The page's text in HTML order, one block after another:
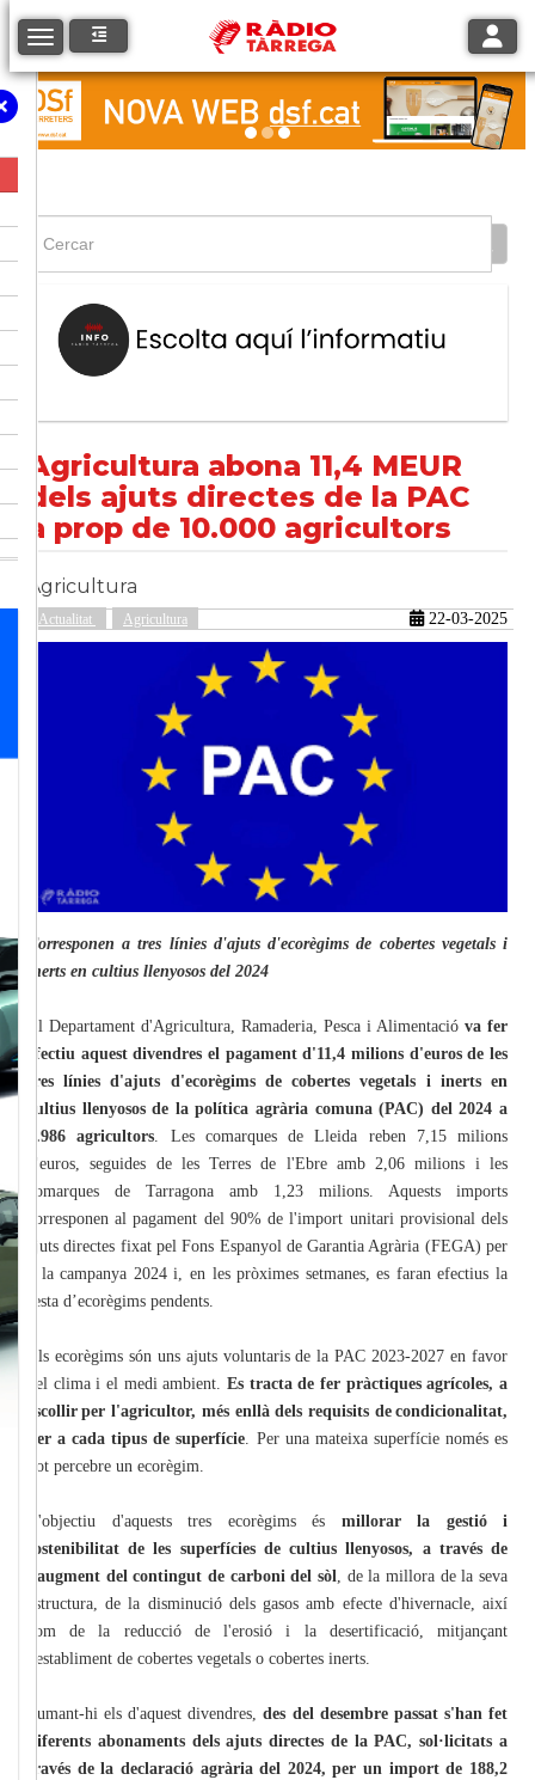
Toggle navigation
Agricultura abona 11,4 MEUR
dels ajuts directes de la PAC
a prop de 10.000 agricultors
Agricultura
Actualitat Agricultura 22-03-2025
Corresponen a tres línies d'ajuts d'ecorègims de cobertes vegetals i
inerts en cultius llenyosos del 2024
El Departament d'Agricultura, Ramaderia, Pesca i Alimentació va fer
efectiu aquest divendres el pagament d'11,4 milions d'euros de les
tres línies d'ajuts d'ecorègims de cobertes vegetals i inerts en
cultius llenyosos de la política agrària comuna (PAC) del 2024 a
9.986 agricultors . Les comarques de Lleida reben 7,15 milions
d'euros, seguides de les Terres de l'Ebre amb 2,06 milions i les
comarques de Tarragona amb 1,23 milions. Aquests imports
corresponen al pagament del 90% de l'import unitari provisional dels
ajuts directes fixat pel Fons Espanyol de Garantia Agrària (FEGA) per
a la campanya 2024 i, en les pròximes setmanes, es faran efectius la
resta d’ecorègims pendents.
Els ecorègims són uns ajuts voluntaris de la PAC 2023-2027 en favor
del clima i el medi ambient. Es tracta de fer pràctiques agrícoles, a
escollir per l'agricultor, més enllà dels requisits de condicionalitat,
per a cada tipus de superfície . Per una mateixa superfície només es
pot percebre un ecorègim.
L'objectiu d'aquests tres ecorègims és millorar la gestió i
sostenibilitat de les superfícies de cultius llenyosos, a través de
l'augment del contingut de carboni del sòl , de la millora de la seva
estructura, de la disminució dels gasos amb efecte d'hivernacle, així
com de la reducció de l'erosió i la desertificació, mitjançant
l'establiment de cobertes vegetals o cobertes inerts.
Sumant-hi els d'aquest divendres,des del desembre passat s'han fet
diferents abonaments dels ajuts directes de la PAC, sol·licitats a
través de la declaració agrària del 2024, per un import de 188,2